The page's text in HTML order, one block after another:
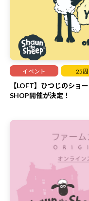
イベント 25
【LOFT】ひつじのショ
SHOP開催が決定！